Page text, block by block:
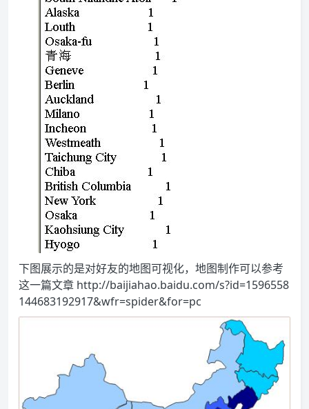
下图展示的是对好友的地图可视化，地图制作可以参考
这一篇文章 http://baijiahao.baidu.com/s?id=1596558
144683192917&wfr=spider&for=pc